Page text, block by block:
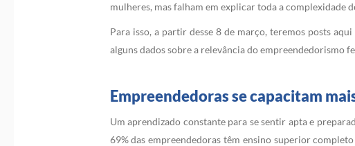
mulheres, mas falham em explicar toda a complexidade
Para isso, a partir desse 8 de março, teremos posts
alguns dados sobre a relevância do empreendedorismo
Empreendedoras se capacitam
Um aprendizado constante para se sentir apta e
69% das empreendedoras têm ensino superior